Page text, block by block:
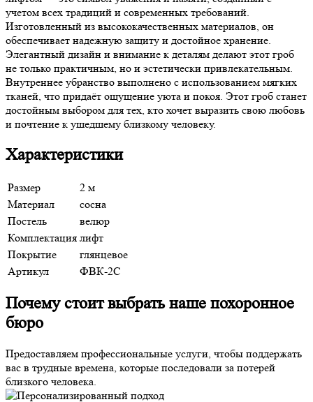
учетом всех традиций и современных требований.
Изготовленный из высококачественных материалов, он
обеспечивает надежную защиту и достойное хранение.
Элегантный дизайн и внимание к деталям делают этот гроб
не только практичным, но и эстетически привлекательным.
Внутреннее убранство выполнено с использованием мягких
тканей, что придаёт ощущение уюта и покоя. Этот гроб станет
достойным выбором для тех, кто хочет выразить свою любовь
и почтение к ушедшему близкому человеку.
Характеристики
Размер
2 м
Материал
сосна
Постель
велюр
Комплектация лифт
Покрытие
глянцевое
Артикул
ФВК-2С
Почему стоит выбрать наше похоронное
бюро
Предоставляем профессиональные услуги, чтобы поддержать
вас в трудные времена, которые последовали за потерей
близкого человека.